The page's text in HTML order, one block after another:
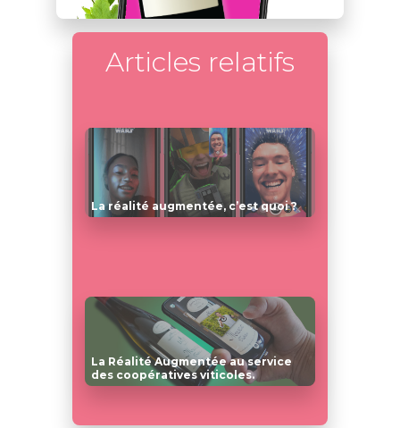
Articles relatifs
La réalité augmentée, c’est quoi ?
La Réalité Augmentée au service
des coopératives viticoles.